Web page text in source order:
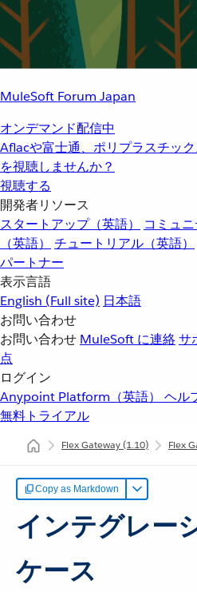
MuleSoft Forum Japan
オンデマンド配信中
Aflacや富士通、ポリプラスチッ
を視聴しませんか？
視聴する
開発者リソース
スタートアップ（英語）
コミュニ
（英語）
チュートリアル（英語）
パートナー
表示言語
English (Full site) 日本語
お問い合わせ
お問い合わせ MuleSoft に連絡サ
点
ログイン
Anypoint Platform（英語） ヘル
無料トライアル
Flex Gateway(1.10) Flex
Copy as Markdown
インテグレー
ケース